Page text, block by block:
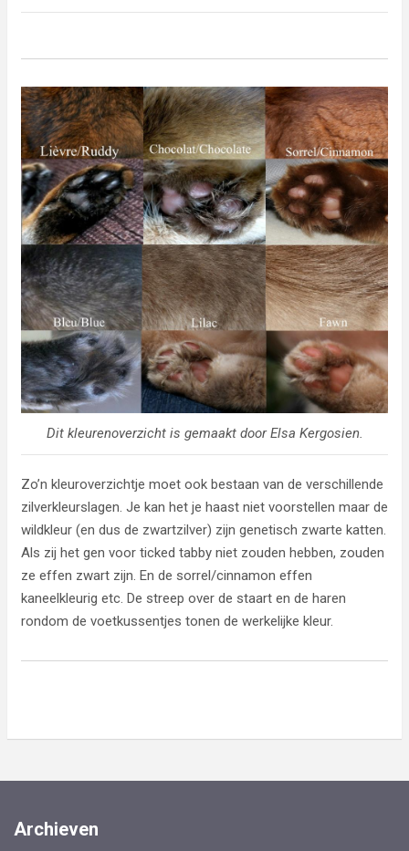
Dit kleurenoverzicht is gemaakt door Elsa Kergosien.
Zo’n kleuroverzichtje moet ook bestaan van de verschillende
zilverkleurslagen. Je kan het je haast niet voorstellen maar de
wildkleur (en dus de zwartzilver) zijn genetisch zwarte katten.
Als zij het gen voor ticked tabby niet zouden hebben, zouden
ze effen zwart zijn. En de sorrel/cinnamon effen
kaneelkleurig etc. De streep over de staart en de haren
rondom de voetkussentjes tonen de werkelijke kleur.
Archieven